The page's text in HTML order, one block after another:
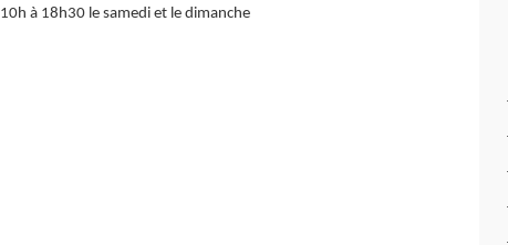
10h à 18h30 le samedi et le dimanche